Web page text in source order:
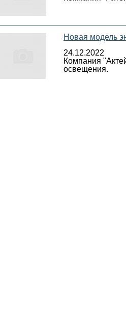
Новая модель
24.12.2022
Компания
освещения.